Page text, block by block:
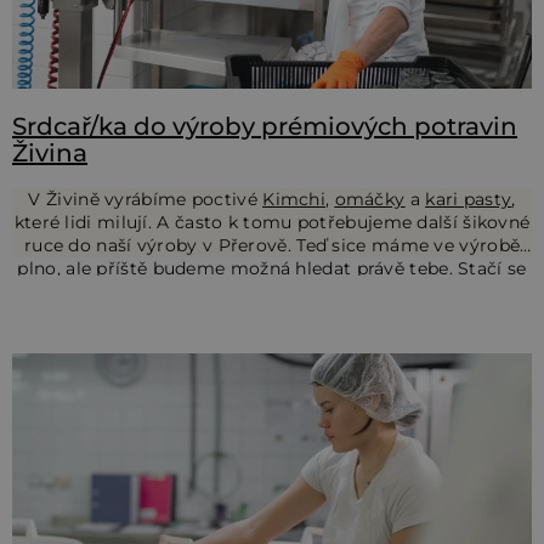
l
á
n
k
o
Srdcař/ka do výroby prémiových potravin
Živina
V Živině vyrábíme poctivé Kimchi, omáčky a kari pasty,
které lidi milují. A často k tomu potřebujeme další šikovné
ruce do naší výroby v Přerově. Teď sice máme ve výrobě
plno, ale příště budeme možná hledat právě tebe. Stačí se
🍲 Příprava surovin do našich vyhlášených omáček a
🔪 Krájení, míchání, vaření – na každém kroku si
🏷 Etiketace, balení a příprava hotových výrobků pro
expedici.
🧤 Mytí nádobí, úklid a udržování pořádku – protože
hygiena je základ.
Co by se nám líbilo u tebe?
✅ Spolehlivost a chuť pracovat.